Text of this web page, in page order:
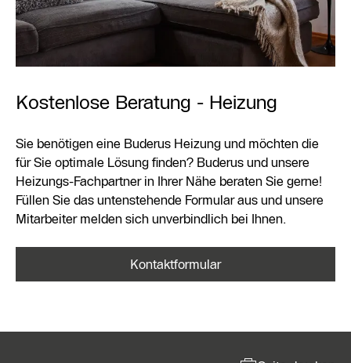
Kostenlose Beratung - Heizung
Sie benötigen eine Buderus Heizung und möchten die
für Sie optimale Lösung finden? Buderus und unsere
Heizungs-Fachpartner in Ihrer Nähe beraten Sie gerne!
Füllen Sie das untenstehende Formular aus und unsere
Mitarbeiter melden sich unverbindlich bei Ihnen.
Kontaktformular